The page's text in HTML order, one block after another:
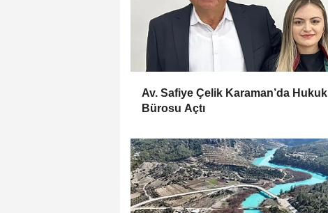
Av. Safiye Çelik Karaman’da Hukuk
Bürosu Açtı